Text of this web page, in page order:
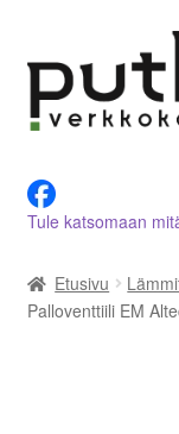
navigointiin
sisältöön
Tietoja meistä
Asiakastilini
Tule katsomaan
Etusivu
Palloventtiili EM